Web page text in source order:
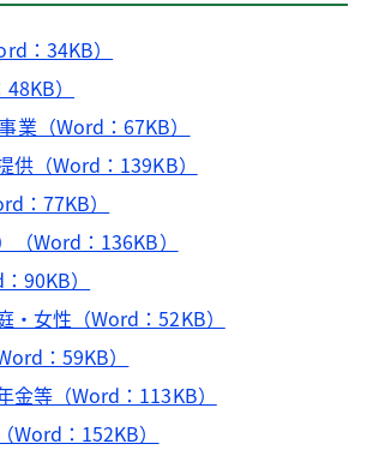
：34KB）
）
業（Word：67KB）
供（Word：139KB）
：77KB）
（Word：136KB）
90KB）
・女性（Word：52KB）
：59KB）
金等（Word：113KB）
Word：152KB）